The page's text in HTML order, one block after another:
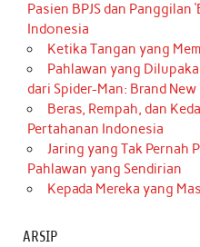
Pasien BPJS dan Panggilan
Indonesia
Ketika Tangan yang
Pahlawan yang
dari Spider-Man: Brand New
Beras, Rempah, dan
Pertahanan Indonesia
Jaring yang Tak Pernah
Pahlawan yang Sendirian
Kepada Mereka yang
ARSIP